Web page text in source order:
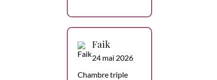
Faik
24 mai 2026
Chambre triple